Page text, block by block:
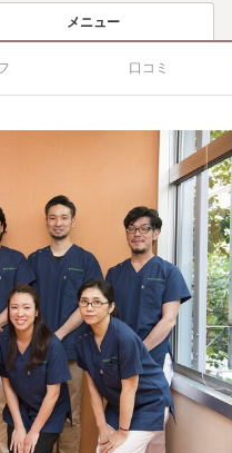
メニュー
口コミ